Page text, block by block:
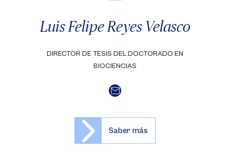
Luis Felipe Reyes Velasco
DIRECTOR DE TESIS DEL DOCTORADO EN
BIOCIENCIAS
Saber más